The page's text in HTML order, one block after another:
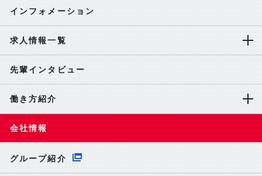
インフォメーション
求人情報一覧
先輩インタビュー
働き方紹介
会社情報
グループ紹介